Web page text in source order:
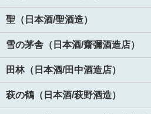
聖（日本酒/聖酒造）
雪の茅舎（日本酒/齋彌酒造店）
田林（日本酒/田中酒造店）
萩の鶴（日本酒/萩野酒造）